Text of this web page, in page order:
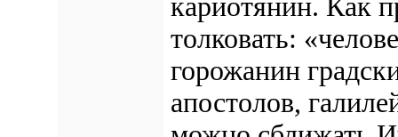
кариотянин. Как
толковать:
горожанин
апостолов,